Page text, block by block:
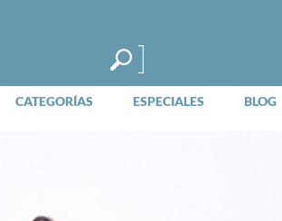
CATEGORÍAS ESPECIALES BLOG